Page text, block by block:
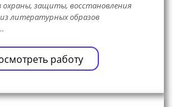
охраны, защиты, восстановления
литературных образов
работу